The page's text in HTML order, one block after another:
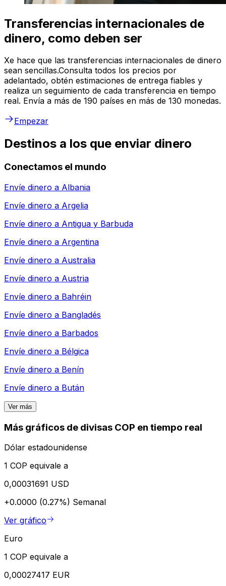
Transferencias internacionales de
dinero, como deben ser
Xe hace que las transferencias internacionales de dinero
sean sencillas.Consulta todos los precios por
adelantado, obtén estimaciones de entrega fiables y
realiza un seguimiento de cada transferencia en tiempo
real. Envía a más de 190 países en más de 130 monedas.
Empezar
Destinos a los que enviar dinero
Conectamos el mundo
Envíe dinero a Albania
Envíe dinero a Argelia
Envíe dinero a Antigua y Barbuda
Envíe dinero a Argentina
Envíe dinero a Australia
Envíe dinero a Austria
Envíe dinero a Bahréin
Envíe dinero a Bangladés
Envíe dinero a Barbados
Envíe dinero a Bélgica
Envíe dinero a Benín
Envíe dinero a Bután
Ver más
Más gráficos de divisas COP en tiempo real
Dólar estadounidense
1 COP equivale a
0,00031691 USD
+0.0000 (0.27%) Semanal
Ver gráfico
Euro
1 COP equivale a
0,00027417 EUR